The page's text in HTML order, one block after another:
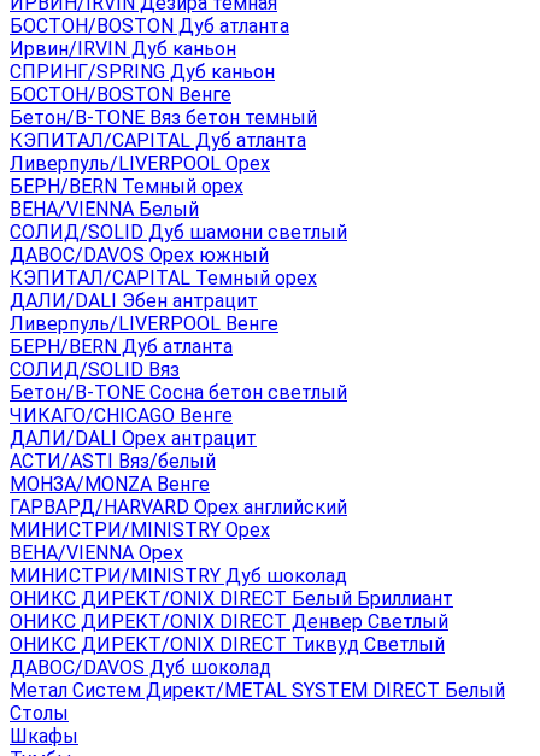
БОСТОН/BOSTON Дуб атланта
Ирвин/IRVIN Дуб каньон
СПРИНГ/SPRING Дуб каньон
БОСТОН/BOSTON Венге
Бетон/B-TONE Вяз бетон темный
КЭПИТАЛ/CAPITAL Дуб атланта
Ливерпуль/LIVERPOOL Орех
БЕРН/BERN Темный орех
ВЕНА/VIENNA Белый
СОЛИД/SOLID Дуб шамони светлый
ДАВОС/DAVOS Орех южный
КЭПИТАЛ/CAPITAL Темный орех
ДАЛИ/DALI Эбен антрацит
Ливерпуль/LIVERPOOL Венге
БЕРН/BERN Дуб атланта
СОЛИД/SOLID Вяз
Бетон/B-TONE Сосна бетон светлый
ЧИКАГО/CHICAGO Венге
ДАЛИ/DALI Орех антрацит
АСТИ/ASTI Вяз/белый
МОНЗА/MONZA Венге
ГАРВАРД/HARVARD Орех английский
МИНИСТРИ/MINISTRY Орех
ВЕНА/VIENNA Орех
МИНИСТРИ/MINISTRY Дуб шоколад
ОНИКС ДИРЕКТ/ONIX DIRECT Белый Бриллиант
ОНИКС ДИРЕКТ/ONIX DIRECT Денвер Светлый
ОНИКС ДИРЕКТ/ONIX DIRECT Тиквуд Светлый
ДАВОС/DAVOS Дуб шоколад
Метал Систем Директ/METAL SYSTEM DIRECT Белый
Столы
Шкафы